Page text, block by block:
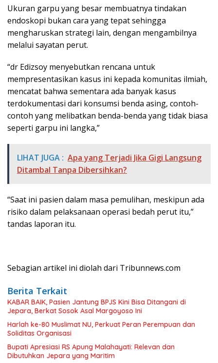
Ukuran garpu yang besar membuatnya tindakan
endoskopi bukan cara yang tepat sehingga
mengharuskan strategi lain, dengan mengambilnya
melalui sayatan perut.
“dr Edizsoy menyebutkan rencana untuk
mempresentasikan kasus ini kepada komunitas ilmiah,
mencatat bahwa sementara ada banyak kasus
terdokumentasi dari konsumsi benda asing, contoh-
contoh yang melibatkan benda-benda yang tidak biasa
seperti garpu ini langka,”
LIHAT JUGA : Apa yang Terjadi Jika Gigi Langsung
Ditambal Tanpa Dibersihkan?
“Saat ini pasien dalam masa pemulihan, meskipun ada
risiko dalam pelaksanaan operasi bedah perut itu,”
tandas laporan itu.
Sebagian artikel ini diolah dari Tribunnews.com
Berita Terkait
KABAR BAIK, Pasien Jantung BPJS Kini Bisa Ditangani di
Jepara, Berkat Sosok Asal Margoyoso Ini
Harlah ke-80 Muslimat NU, Perkuat Peran Perempuan dan
Soliditas Organisasi
Bupati Apresiasi RS Apung Malahayati: Relevan dan
Dibutuhkan Jepara yang Maritim